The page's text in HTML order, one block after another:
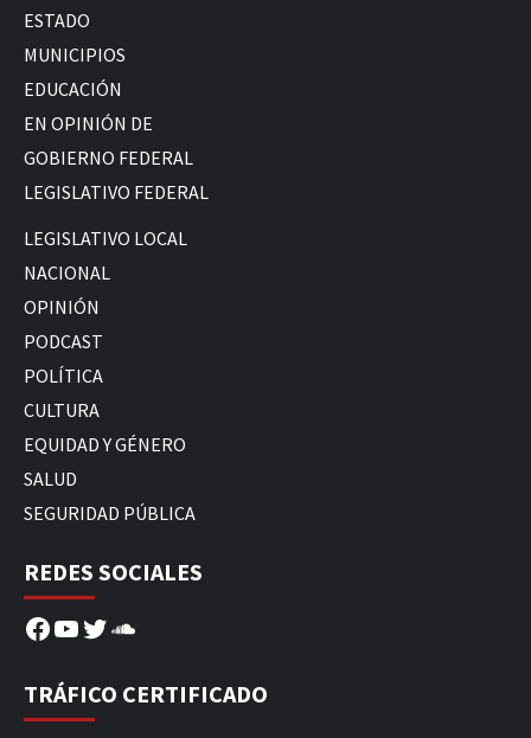
ESTADO
MUNICIPIOS
EDUCACIÓN
EN OPINIÓN DE
GOBIERNO FEDERAL
LEGISLATIVO FEDERAL
LEGISLATIVO LOCAL
NACIONAL
OPINIÓN
PODCAST
POLÍTICA
CULTURA
EQUIDAD Y GÉNERO
SALUD
SEGURIDAD PÚBLICA
REDES SOCIALES
Facebook
YouTube
Twitter
SoundCloud
TRÁFICO CERTIFICADO